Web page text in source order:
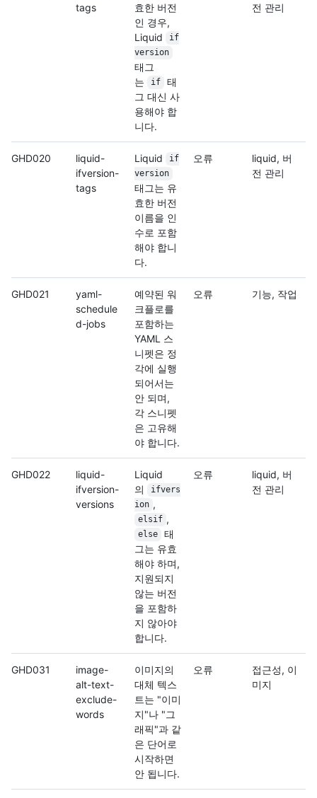
tags
효한 버전
인 경우,
Liquid
if
version
태그
는
if
태
그 대신 사
용해야 합
니다.
전 관리
GHD020
liquid-
ifversion-
tags
Liquid
if
version
태그는 유
효한 버전
이름을 인
수로 포함
해야 합니
다.
오류
liquid, 버
전 관리
GHD021
yaml-
schedule
d-jobs
예약된 워
크플로를
포함하는
YAML 스
니펫은 정
각에 실행
되어서는
안 되며,
각 스니펫
은 고유해
야 합니다.
오류 기능, 작업
GHD022
liquid-
ifversion-
versions
Liquid
의
ifvers
ion ,
elsif ,
else
태
그는 유효
해야 하며,
지원되지
않는 버전
을 포함하
지 않아야
합니다.
오류
liquid, 버
전 관리
GHD031
image-
alt-text-
exclude-
words
이미지의
대체 텍스
트는 "이미
지"나 "그
래픽"과 같
은 단어로
시작하면
안 됩니다.
오류
접근성, 이
미지